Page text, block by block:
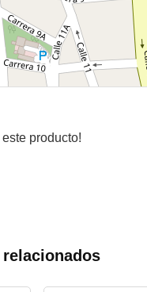
producto!